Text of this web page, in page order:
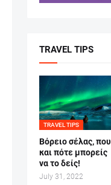
TRAVEL TIPS
TRAVEL TIPS
Βόρειο σέλας, που
και πότε μπορείς
να το δείς!
July 31, 2022